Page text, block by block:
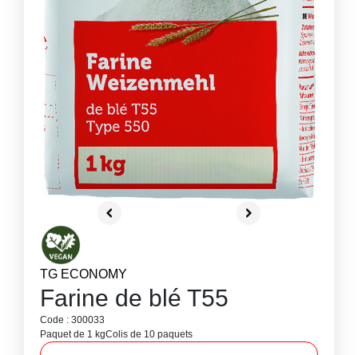
TG ECONOMY
Farine de blé T55
Code : 300033
Paquet de 1 kgColis de 10 paquets